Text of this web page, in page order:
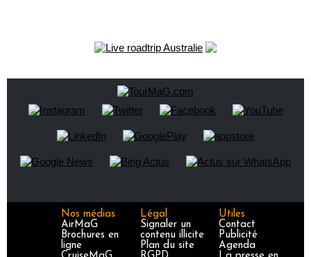
Nos médias
AirMaG
Brochures en
ligne
Légal
Signaler un
contenu illicite
Plan du site
Utiles
Contact
Publicité
Agenda